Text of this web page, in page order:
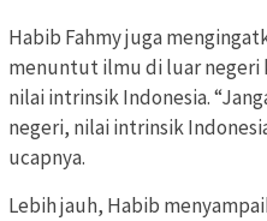
Habib Fahmy juga
menuntut ilmu di luar
nilai intrinsik Indonesia.
negeri, nilai intrinsik
ucapnya.
Lebih jauh, Habib